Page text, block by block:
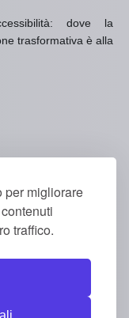
per migliorare
traffico.
dove la
trasformativa è alla